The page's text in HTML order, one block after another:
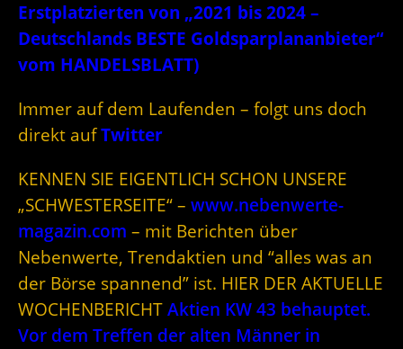
Erstplatzierten von „2021 bis 2024 –
Deutschlands BESTE Goldsparplananbieter“
vom HANDELSBLATT)
Immer auf dem Laufenden – folgt uns doch
direkt aufTwitter
KENNEN SIE EIGENTLICH SCHON UNSERE
„SCHWESTERSEITE“ – www.nebenwerte-
magazin.com – mit Berichten über
Nebenwerte, Trendaktien und “alles was an
der Börse spannend” ist. HIER DER AKTUELLE
WOCHENBERICHT Aktien KW 43 behauptet.
Vor dem Treffen der alten Männer in